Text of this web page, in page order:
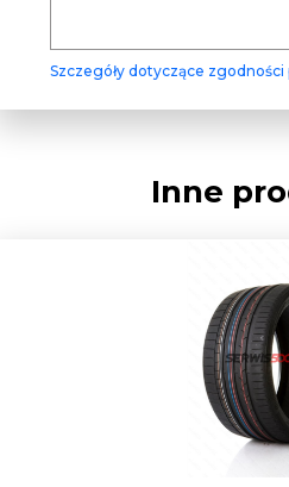
Szczegóły dotyczące
Inne